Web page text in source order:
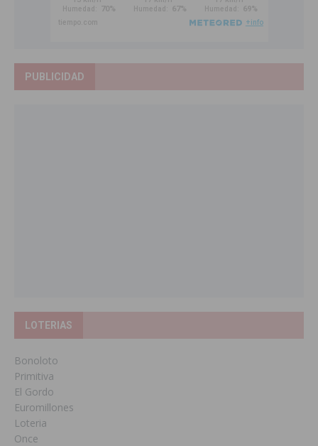
PUBLICIDAD
LOTERIAS
Bonoloto
Primitiva
El Gordo
Euromillones
Loteria
Once